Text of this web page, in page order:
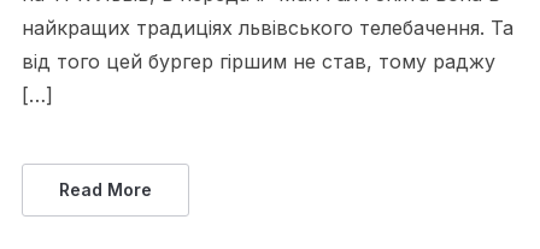
найкращих традиціях львівського телебачення. Та
від того цей бургер гіршим не став, тому раджу
[…]
Read More